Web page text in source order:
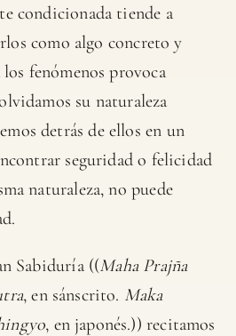
condicionada tiende a
como algo concreto y
los fenómenos provoca
su naturaleza
detrás de ellos en un
seguridad o felicidad
naturaleza, no puede
Sabiduría ((Maha Prajña
, en sánscrito. Maka
, en japonés.)) recitamos